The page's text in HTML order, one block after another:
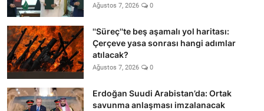
Ağustos 7, 2026 0
''Süreç''te beş aşamalı yol haritası:
Çerçeve yasa sonrası hangi adımlar
atılacak?
Ağustos 7, 2026 0
Erdoğan Suudi Arabistan’da: Ortak
savunma anlaşması imzalanacak